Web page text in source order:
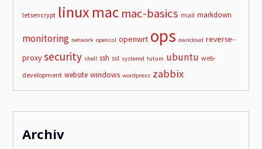
letsencrypt linuxmac mac-basics mail markdown
monitoring network openssl openwrt ops owncloud reverse-
proxy security shell ssh ssl systemd tutum ubuntu web-
development website windows wordpress zabbix
Archiv